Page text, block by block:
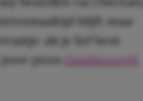
blijft maar
als je lief bent
pizza thuisbezorgd